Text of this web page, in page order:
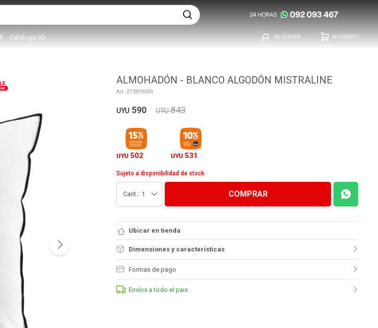
Catálogo 3D
ALMOHADÓN - BLANCO ALGODÓN MISTRALINE
273899004
UYU 590 UYU 843
UYU 502 UYU 531
Sujeto a disponibilidad de stock
1 COMPRAR
Ubicar en tienda
Dimensiones y características
Formas de pago
Envíos a todo el pais